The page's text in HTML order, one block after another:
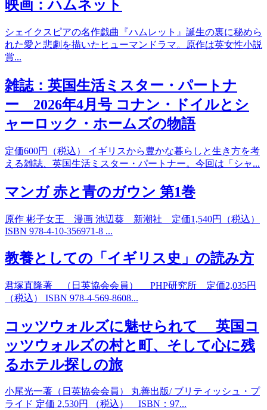
映画：ハムネット
シェイクスピアの名作戯曲『ハムレット』誕生の裏に秘めら
れた愛と悲劇を描いたヒューマンドラマ。原作は英女性小説
賞...
雑誌：英国生活ミスター・パートナ
ー 2026年4月号 コナン・ドイルとシ
ャーロック・ホームズの物語
定価600円（税込） イギリスから豊かな暮らしと生き方を考
える雑誌、英国生活ミスター・パートナー。今回は「シャ...
マンガ 赤と青のガウン 第1巻
原作 彬子女王 漫画 池辺葵 新潮社 定価1,540円（税込）
ISBN 978-4-10-356971-8 ...
教養としての「イギリス史」の読み方
君塚直隆著 （日英協会会員） PHP研究所 定価2,035円
（税込） ISBN 978-4-569-8608...
コッツウォルズに魅せられて 英国コ
ッツウォルズの村と町、そして心に残
るホテル探しの旅
小尾光一著（日英協会会員） 丸善出版/ ブリティッシュ・プ
ライド 定価 2,530円 （税込） ISBN：97...